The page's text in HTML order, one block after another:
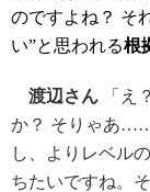
のですよね？ そ
い”と思われる根
渡辺さん 「え
か？ そりゃあ
し、よりレベル
ちたいですね。